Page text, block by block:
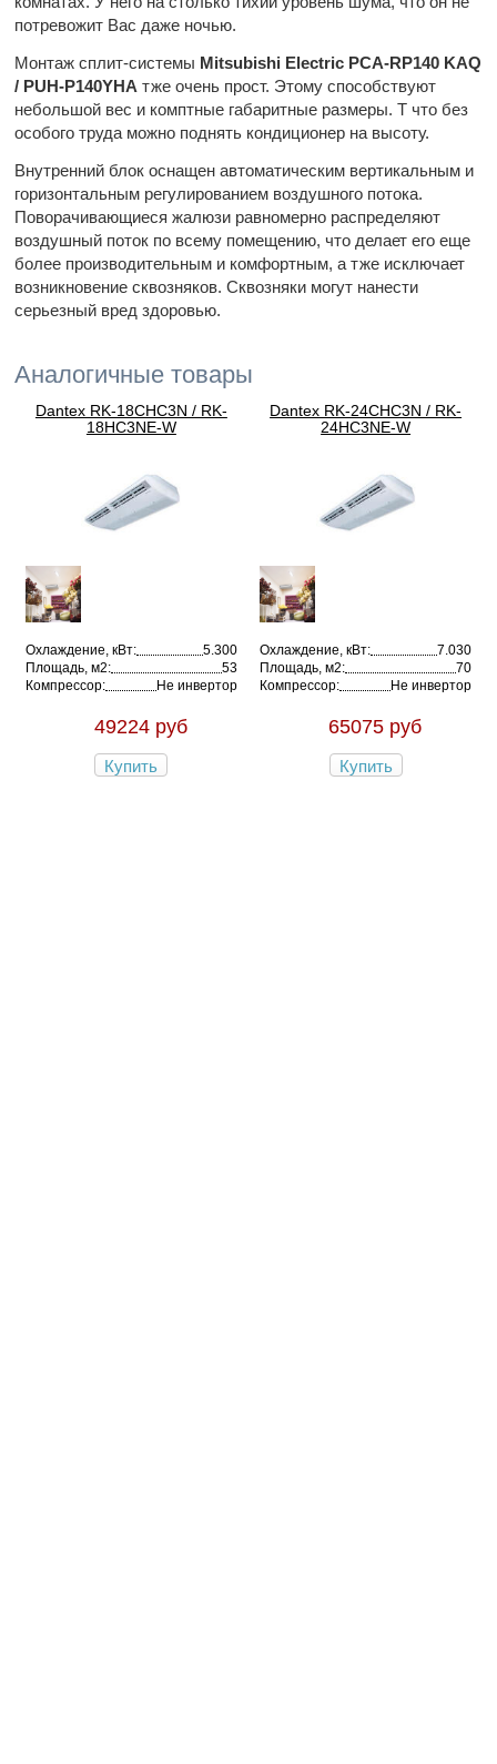
потревожит Вас даже ночью.
Монтаж сплит-системы Mitsubishi Electric PCA-RP140 KAQ
/ PUH-P140YHA тже очень прост. Этому способствуют
небольшой вес и комптные габаритные размеры. Т что без
особого труда можно поднять кондиционер на высоту.
Внутренний блок оснащен автоматическим вертикальным и
горизонтальным регулированием воздушного потока.
Поворачивающиеся жалюзи равномерно распределяют
воздушный поток по всему помещению, что делает его еще
более производительным и комфортным, а тже исключает
возникновение сквозняков. Сквозняки могут нанести
серьезный вред здоровью.
Аналогичные товары
Dantex RK-18CHC3N / RK-
18HC3NE-W
Охлаждение, кВт:
5.300
Площадь, м2:
53
Компрессор:
Не инвертор
49224 руб
Купить
Dantex RK-24CHC3N / RK-
24HC3NE-W
Охлаждение, кВт:
7.030
Площадь, м2:
70
Компрессор:
Не инвертор
65075 руб
Купить